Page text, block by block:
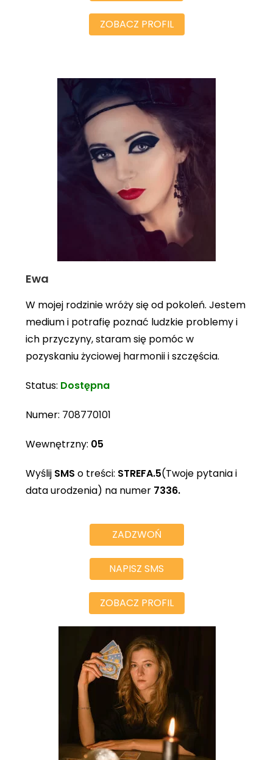
ZOBACZ PROFIL
Ewa
W mojej rodzinie wróży się od pokoleń. Jestem
medium i potrafię poznać ludzkie problemy i
ich przyczyny, staram się pomóc w
pozyskaniu życiowej harmonii i szczęścia.
Status: Dostępna
Numer: 708770101
Wewnętrzny: 05
Wyślij SMS o treści: STREFA.5(Twoje pytania i
data urodzenia) na numer 7336.
ZADZWOŃ
NAPISZ SMS
ZOBACZ PROFIL